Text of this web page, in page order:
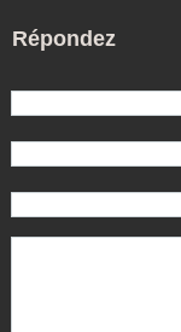
Répondez